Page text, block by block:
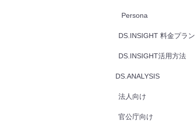
Persona
DS.INSIGHT 料金プラン
DS.INSIGHT活用方法
DS.ANALYSIS
法人向け
官公庁向け